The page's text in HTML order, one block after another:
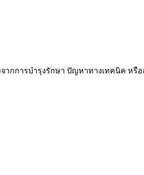
ากการบำรุงรักษา ปัญหาทางเทคนิค ห